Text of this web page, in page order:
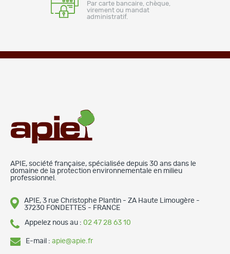
Par carte bancaire, chèque,
virement ou mandat
administratif.
APIE, société française, spécialisée depuis 30 ans dans le
domaine de la protection environnementale en milieu
professionnel.
APIE, 3 rue Christophe Plantin - ZA Haute Limougère -
37230 FONDETTES - FRANCE
Appelez nous au : 02 47 28 63 10
E-mail : apie@apie.fr